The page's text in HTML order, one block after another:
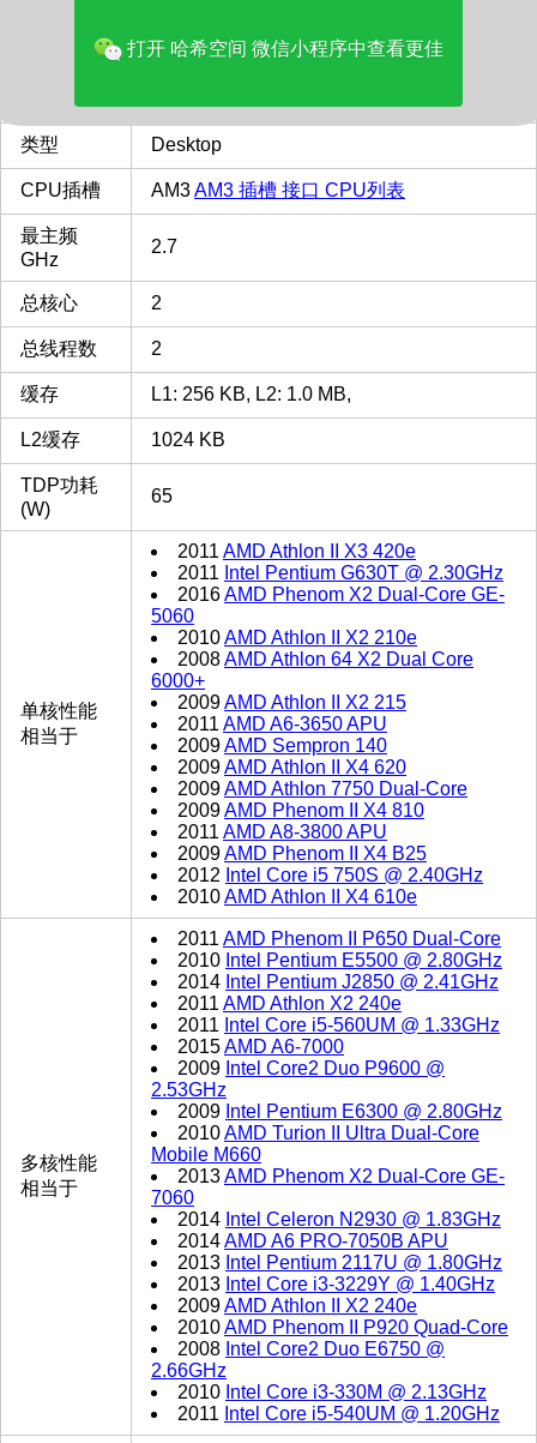
AMD
多核评分
类型 Desktop
CPU插槽 AM3AM3 插槽 接口 CPU列表
最主频
GHz
2.7
总核心 2
总线程数 2
缓存 L1: 256 KB, L2: 1.0 MB,
L2缓存 1024 KB
TDP功耗
(W)
65
单核性能
相当于
2011AMD Athlon II X3 420e
2011 Intel Pentium G630T @ 2.30GHz
2016AMD Phenom X2 Dual-Core GE-
5060
2010AMD Athlon II X2 210e
2008AMD Athlon 64 X2 Dual Core
6000+
2009AMD Athlon II X2 215
2011AMD A6-3650 APU
2009AMD Sempron 140
2009AMD Athlon II X4 620
2009AMD Athlon 7750 Dual-Core
2009AMD Phenom II X4 810
2011AMD A8-3800 APU
2009AMD Phenom II X4 B25
2012 Intel Core i5 750S @ 2.40GHz
2010AMD Athlon II X4 610e
多核性能
相当于
2011AMD Phenom II P650 Dual-Core
2010 Intel Pentium E5500 @ 2.80GHz
2014 Intel Pentium J2850 @ 2.41GHz
2011AMD Athlon X2 240e
2011 Intel Core i5-560UM @ 1.33GHz
2015AMD A6-7000
2009 Intel Core2 Duo P9600 @
2.53GHz
2009 Intel Pentium E6300 @ 2.80GHz
2010AMD Turion II Ultra Dual-Core
Mobile M660
2013AMD Phenom X2 Dual-Core GE-
7060
2014 Intel Celeron N2930 @ 1.83GHz
2014AMD A6 PRO-7050B APU
2013 Intel Pentium 2117U @ 1.80GHz
2013 Intel Core i3-3229Y @ 1.40GHz
2009AMD Athlon II X2 240e
2010AMD Phenom II P920 Quad-Core
2008 Intel Core2 Duo E6750 @
2.66GHz
2010 Intel Core i3-330M @ 2.13GHz
2011 Intel Core i5-540UM @ 1.20GHz
打开 哈希空间 微信小程序中查看更佳